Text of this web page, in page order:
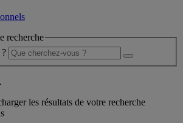
recherche
les résultats de votre recherche